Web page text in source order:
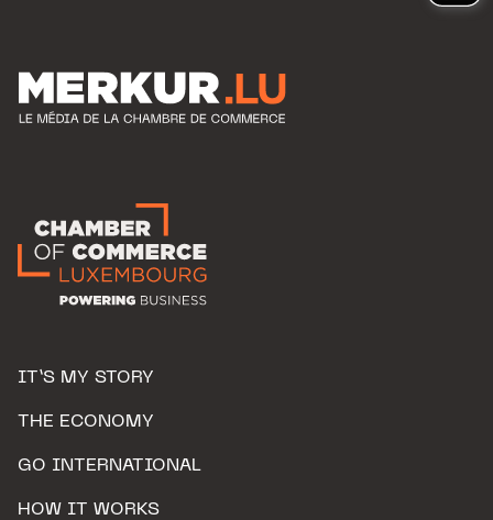
IT’S MY STORY
THE ECONOMY
GO INTERNATIONAL
HOW IT WORKS